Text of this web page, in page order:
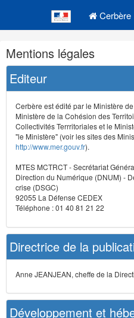
Cerbère
Navigation
et
outils
annexes
Mentions légales
Editeur
Cerbère est édité par le Ministère
Ministère de la Cohésion des
Collectivités Terrritoriales et le
"le Ministère" (voir les sites des
http://www.mer.gouv.fr).
MTES MCTRCT - Secrétariat
Direction du Numérique (DNUM) -
crise (DSGC)
92055 La Défense CEDEX
Téléphone : 01 40 81 21 22
Directrice de la
Anne JEANJEAN, cheffe de la
Développement et